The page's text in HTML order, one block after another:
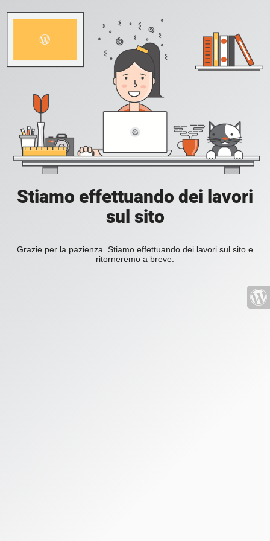
Stiamo effettuando dei lavori
sul sito
Grazie per la pazienza. Stiamo effettuando dei lavori sul sito e
ritorneremo a breve.